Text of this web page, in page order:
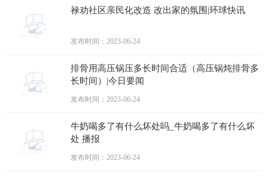
禄劝社区亲民化改造 改出家的氛围|环球快讯
发布时间：2023-06-24
排骨用高压锅压多长时间合适（高压锅炖排骨多
长时间）|今日要闻
发布时间：2023-06-24
牛奶喝多了有什么坏处吗_牛奶喝多了有什么坏
处 播报
发布时间：2023-06-24